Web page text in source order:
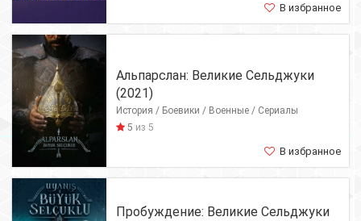
В избранное
Альпарслан: Великие Сельджуки
(2021)
История / Боевики / Военные / Сериалы
5 из 5
В избранное
Пробуждение: Великие Сельджуки